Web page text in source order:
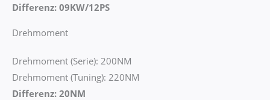
Differenz: 09KW/12PS
Drehmoment
Drehmoment (Serie): 200NM
Drehmoment (Tuning): 220NM
Differenz: 20NM